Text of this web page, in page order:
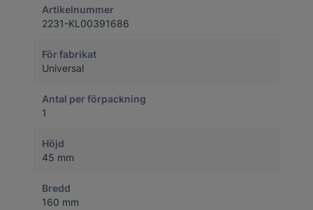
Artikelnummer
2231-KL00391686
För fabrikat
Universal
Antal per förpackning
1
Höjd
45 mm
Bredd
160 mm